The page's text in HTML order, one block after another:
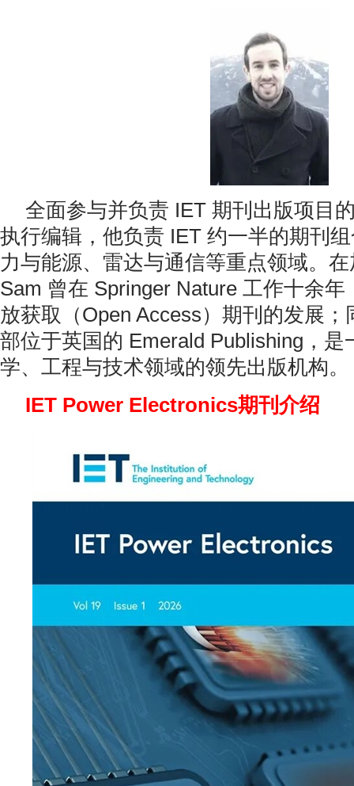
全面参与并负责 IET 期刊出版项目
执行编辑，他负责 IET 约一半的期刊
力与能源、雷达与通信等重点领域。
Sam 曾在 Springer Nature 工作十余
放获取（Open Access）期刊的发展
部位于英国的 Emerald Publishing，是
学、工程与技术领域的领先出版机构。
IET Power Electronics期刊介绍